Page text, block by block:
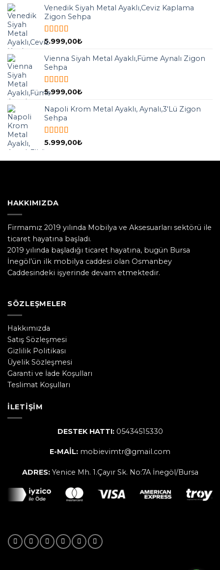
Venedik Siyah Metal Ayaklı,Ceviz Kaplama
Zigon Sehpa
5 üzerinden
5.999,00₺
Vienna Siyah Metal Ayaklı,Füme Aynalı Zigon
Sehpa
5 üzerinden
5.999,00₺
Napoli Krom Metal Ayaklı, Aynalı,3'Lü Zigon
Sehpa
5 üzerinden
5.999,00₺
HAKKIMIZDA
Firmamız 2019 yılında Mobilya ve Aksesuarları sektörü ile
ticaret hayatına başladı.
2019 yılında başladığı ticaret hayatına, bugün Bursa
İnegöl’ün ilk mobilya caddesi olan Osmanbey
Caddesindeki işyerinde devam etmektedir.
SÖZLEŞMELER
Hakkımızda
Satış Sözleşmesi
Gizlilik Politikası
Üyelik Sözleşmesi
Garanti ve İade Koşulları
Teslimat Koşulları
İLETIŞIM
DESTEK HATTI:05434515330
E-MAİL: mobievimtr@gmail.com
ADRES: Yenice Mh. 1.Çayır Sk. No:7A İnegöl/Bursa